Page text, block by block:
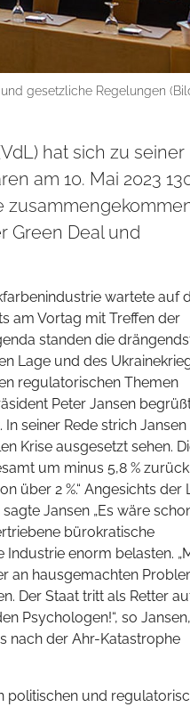
gesetzliche Regelungen
hat sich zu seiner
am 10. Mai 2023
Green Deal und
wartete auf
am Vortag mit Treffen der
standen die
Lage und des
regulatorischen Themen
Peter Jansen
seiner Rede strich Jansen
Krise ausgesetzt sehen.
um minus 5,8 %
über 2 %.“ Angesichts der
Jansen „Es wäre
bürokratische
enorm belasten.
an hausgemachten
Der Staat tritt als Retter
Psychologen!“, so
nach der Ahr-Katastrophe
politischen und